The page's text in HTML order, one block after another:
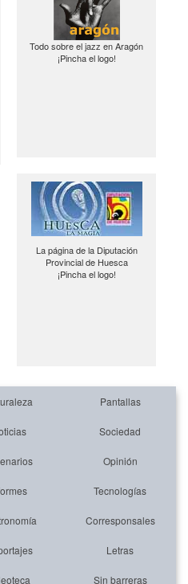
Todo sobre el jazz en Aragón
¡Pincha el logo!
La página de la Diputación
Provincial de Huesca
¡Pincha el logo!
Pantallas
Sociedad
Opinión
Tecnologías
Corresponsales
Letras
Sin barreras